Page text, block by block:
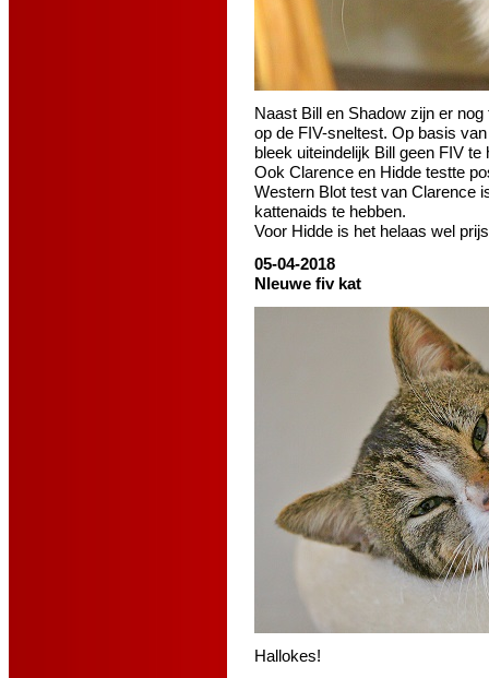
Naast Bill en Shadow zijn er
op de FIV-sneltest. Op basis
bleek uiteindelijk Bill geen FIV te
Ook Clarence en Hidde testte
Western Blot test van Clarence
kattenaids te hebben.
Voor Hidde is het helaas wel
05-04-2018
NIeuwe fiv kat
Hallokes!